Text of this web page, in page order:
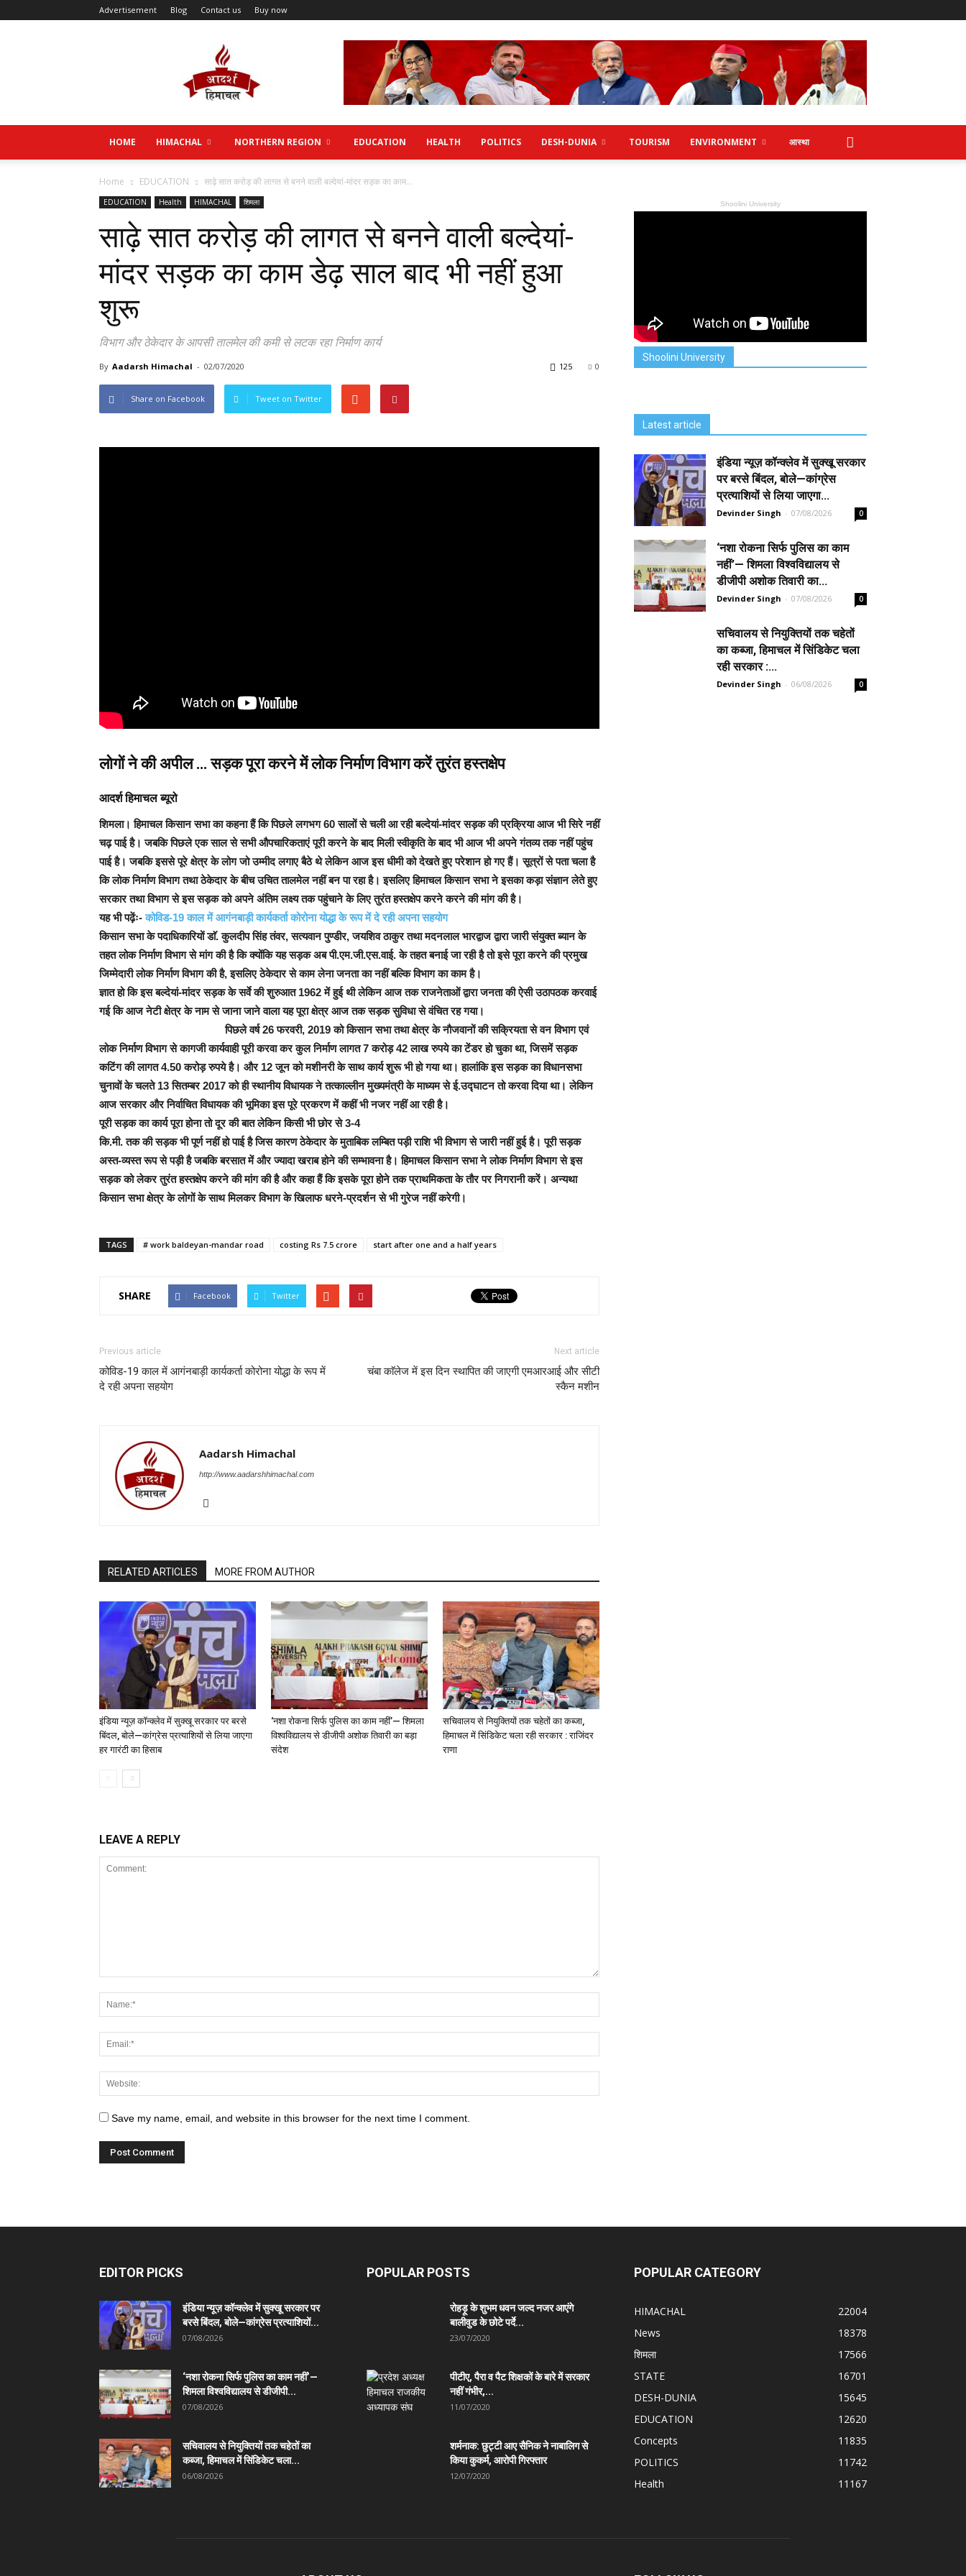
Advertisement Blog Contact us Buy now
HOME HIMACHAL NORTHERN REGION EDUCATION HEALTH POLITICS DESH-DUNIA TOURISM ENVIRONMENT आस्था
Home EDUCATION साढ़े सात करोड़ की लागत से बनने वाली बल्देयां-मांदर सड़क का काम...
EDUCATION Health HIMACHAL शिमला
साढ़े सात करोड़ की लागत से बनने वाली बल्देयां-
मांदर सड़क का काम डेढ़ साल बाद भी नहीं हुआ
शुरू
विभाग और ठेकेदार के आपसी तालमेल की कमी से लटक रहा निर्माण कार्य
By Aadarsh Himachal - 02/07/2020 0
125
Share on Facebook Tweet on Twitter
लोगों ने की अपील … सड़क पूरा करने में लोक निर्माण विभाग करें तुरंत हस्तक्षेप
आदर्श हिमाचल ब्यूरो
शिमला। हिमाचल किसान सभा का कहना हैं कि पिछले लगभग 60 सालों से चली आ रही बल्देयां-मांदर सड़क की प्रक्रिया आज भी सिरे नहीं
चढ़ पाई है। जबकि पिछले एक साल से सभी औपचारिकताएं पूरी करने के बाद मिली स्वीकृति के बाद भी आज भी अपने गंतव्य तक नहीं पहुंच
पाई है। जबकि इससे पूरे क्षेत्र के लोग जो उम्मीद लगाए बैठे थे लेकिन आज इस धीमी को देखते हुए परेशान हो गए हैं।सूत्रों से पता चला है
कि लोक निर्माण विभाग तथा ठेकेदार के बीच उचित तालमेल नहीं बन पा रहा है। इसलिए हिमाचल किसान सभा ने इसका कड़ा संज्ञान लेते हुए
सरकार तथा विभाग से इस सड़क को अपने अंतिम लक्ष्य तक पहुंचाने के लिए तुरंत हस्तक्षेप करने करने की मांग की है।
यह भी पढ़ेंः-कोविड-19 काल में आगंनबाड़ी कार्यकर्ता कोरोना योद्धा के रूप में दे रही अपना सहयोग
किसान सभा के पदाधिकारियों डाॅ. कुलदीप सिंह तंवर, सत्यवान पुण्डीर, जयशिव ठाकुर तथा मदनलाल भारद्वाज द्वारा जारी संयुक्त ब्यान के
तहत लोक निर्माण विभाग से मांग की है कि क्योंकि यह सड़क अब पी.एम.जी.एस.वाई. के तहत बनाई जा रही है तो इसे पूरा करने की प्रमुख
जिम्मेदारी लोक निर्माण विभाग की है, इसलिए ठेकेदार से काम लेना जनता का नहीं बल्कि विभाग का काम है।
ज्ञात हो कि इस बल्देयां-मांदर सड़क के सर्वे की शुरुआत 1962 में हुई थी लेकिन आज तक राजनेताओं द्वारा जनता की ऐसी उठापठक करवाई
गई कि आज नेटी क्षेत्र के नाम से जाना जाने वाला यह पूरा क्षेत्र आज तक सड़क सुविधा से वंचित रह गया।
पिछले वर्ष 26 फरवरी, 2019 को किसान सभा तथा क्षेत्र के नौजवानों की सक्रियता से वन विभाग एवं
लोक निर्माण विभाग से कागजी कार्यवाही पूरी करवा कर कुल निर्माण लागत 7 करोड़ 42 लाख रुपये का टेंडर हो चुका था, जिसमें सड़क
कटिंग की लागत 4.50 करोड़ रुपये है। और 12 जून को मशीनरी के साथ कार्य शुरू भी हो गया था। हालांकि इस सड़क का विधानसभा
चुनावों के चलते 13 सितम्बर 2017 को ही स्थानीय विधायक ने तत्काल्लीन मुख्यमंत्री के माध्यम से ई.उद्घाटन तो करवा दिया था। लेकिन
आज सरकार और निर्वाचित विधायक की भूमिका इस पूरे प्रकरण में कहीं भी नजर नहीं आ रही है।
पूरी सड़क का कार्य पूरा होना तो दूर की बात लेकिन किसी भी छोर से 3-4
कि.मी. तक की सड़क भी पूर्ण नहीं हो पाई है जिस कारण ठेकेदार के मुताबिक लम्बित पड़ी राशि भी विभाग से जारी नहीं हुई है। पूरी सड़क
अस्त-व्यस्त रूप से पड़ी है जबकि बरसात में और ज्यादा खराब होने की सम्भावना है। हिमाचल किसान सभा ने लोक निर्माण विभाग से इस
सड़क को लेकर तुरंत हस्तक्षेप करने की मांग की है और कहा हैं कि इसके पूरा होने तक प्राथमिकता के तौर पर निगरानी करें। अन्यथा
किसान सभा क्षेत्र के लोगों के साथ मिलकर विभाग के खिलाफ धरने-प्रदर्शन से भी गुरेज नहीं करेगी।
TAGS # work baldeyan-mandar road costing Rs 7.5 crore start after one and a half years
SHARE Facebook Twitter
Previous article
कोविड-19 काल में आगंनबाड़ी कार्यकर्ता कोरोना योद्धा के रूप में
दे रही अपना सहयोग
Next article
चंबा काॅलेज में इस दिन स्थापित की जाएगी एमआरआई और सीटी
स्कैन मशीन
Aadarsh Himachal
http://www.aadarshhimachal.com
RELATED ARTICLES MORE FROM AUTHOR
इंडिया न्यूज़ कॉन्क्लेव में सुक्खू सरकार पर बरसे
बिंदल, बोले—कांग्रेस प्रत्याशियों से लिया जाएगा
हर गारंटी का हिसाब
‘नशा रोकना सिर्फ पुलिस का काम नहीं’— शिमला
विश्वविद्यालय से डीजीपी अशोक तिवारी का बड़ा
संदेश
सचिवालय से नियुक्तियों तक चहेतों का कब्जा,
हिमाचल में सिंडिकेट चला रही सरकार : राजिंदर
राणा
LEAVE A REPLY
Save my name, email, and website in this browser for the next time I comment.
Shoolini University
Shoolini University
Latest article
इंडिया न्यूज़ कॉन्क्लेव में सुक्खू सरकार
पर बरसे बिंदल, बोले—कांग्रेस
प्रत्याशियों से लिया जाएगा...
Devinder Singh - 07/08/2026 0
‘नशा रोकना सिर्फ पुलिस का काम
नहीं’— शिमला विश्वविद्यालय से
डीजीपी अशोक तिवारी का...
Devinder Singh - 07/08/2026 0
सचिवालय से नियुक्तियों तक चहेतों
का कब्जा, हिमाचल में सिंडिकेट चला
रही सरकार :...
Devinder Singh - 06/08/2026 0
EDITOR PICKS
इंडिया न्यूज़ कॉन्क्लेव में सुक्खू सरकार पर
बरसे बिंदल, बोले—कांग्रेस प्रत्याशियों...
07/08/2026
‘नशा रोकना सिर्फ पुलिस का काम नहीं’—
शिमला विश्वविद्यालय से डीजीपी...
07/08/2026
सचिवालय से नियुक्तियों तक चहेतों का
कब्जा, हिमाचल में सिंडिकेट चला...
06/08/2026
POPULAR POSTS
रोहड़ू के शुभम धवन जल्द नजर आएंगे
बालीवुड के छोटे पर्दे...
23/07/2020
पीटीए, पैरा व पैट शिक्षकों के बारे में सरकार
नहीं गंभीर,...
11/07/2020
शर्मनाक: छुट्टी आए सैनिक ने नाबालिग से
किया कुकर्म, आरोपी गिरफ्तार
12/07/2020
POPULAR CATEGORY
HIMACHAL
22004
News
18378
शिमला
17566
STATE
16701
DESH-DUNIA
15645
EDUCATION
12620
Concepts
11835
POLITICS
11742
Health
11167